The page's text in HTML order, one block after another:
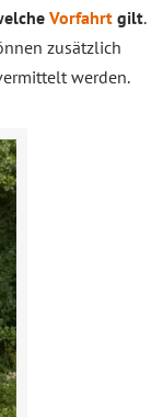
Vorfahrt gilt.
zusätzlich
werden.